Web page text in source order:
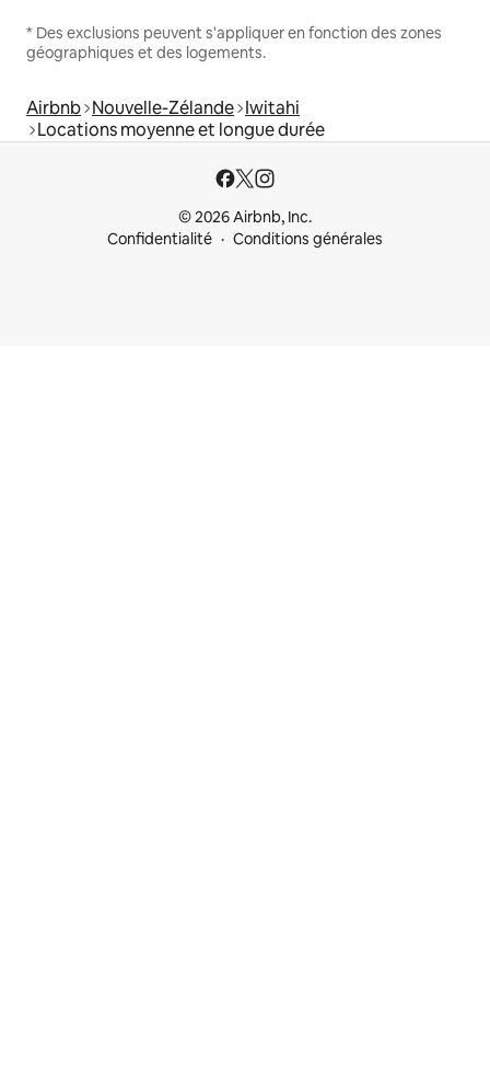
* Des exclusions peuvent s'appliquer en fonction des zones
géographiques et des logements.
Airbnb Nouvelle-Zélande Iwitahi
Locations moyenne et longue durée
© 2026 Airbnb, Inc.
Confidentialité
Conditions générales